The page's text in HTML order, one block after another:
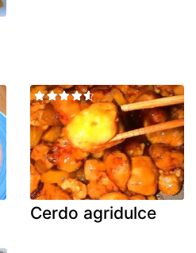
Cerdo agridulce